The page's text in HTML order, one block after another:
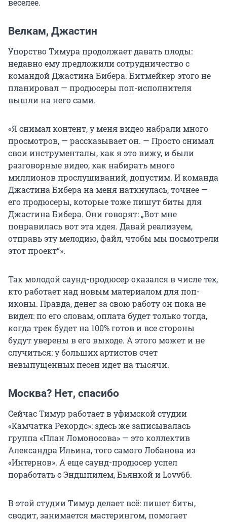
веселее.
Велкам, Джастин
Упорство Тимура продолжает давать плоды:
недавно ему предложили сотрудничество с
командой Джастина Бибера. Битмейкер этого не
планировал — продюсеры поп-исполнителя
вышли на него сами.
«Я снимал контент, у меня видео набрали много
просмотров, — рассказывает он. — Просто снимал
свои инструменталы, как я это вижу, и были
разговорные видео, как набирать много
миллионов прослушиваний, допустим. И команда
Джастина Бибера на меня наткнулась, точнее —
его продюсеры, которые тоже пишут биты для
Джастина Бибера. Они говорят: „Вот мне
понравилась вот эта идея. Давай реализуем,
отправь эту мелодию, файл, чтобы мы посмотрели
этот проект“».
Так молодой саунд-продюсер оказался в числе тех,
кто работает над новым материалом для поп-
иконы. Правда, денег за свою работу он пока не
видел: по его словам, оплата будет только тогда,
когда трек будет на 100% готов и все стороны
будут уверены в его выходе. А этого может и не
случиться: у больших артистов счет
невыпущенных песен идет на тысячи.
Москва? Нет, спасибо
Сейчас Тимур работает в уфимской студии
«Камчатка Рекордс»: здесь же записывалась
группа «План Ломоносова» — это коллектив
Александра Ильина, того самого Лобанова из
«Интернов». А еще саунд-продюсер успел
поработать с Эндшпилем, Бьянкой и Lovv66.
В этой студии Тимур делает всё: пишет биты,
сводит, занимается мастерингом, помогает